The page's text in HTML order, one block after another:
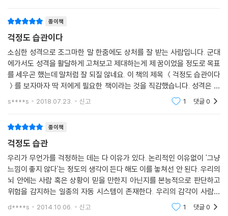
먼저 도마 위에 오른다. 그게 아니면 취직 문제나 승진 문제, 자녀 문제가
등장한다. 어쩌다 그중 한두 가지에 작은 문제가 있어 약간 힘든 기색을 내
비치기라도 할라치면 걱정쟁이는 나보다 더욱 과장된 감정을 표현하며 나
를 ‘걱정해준다.’ 이런 친구와 이야기를 하고 하면 기분이 몹시 안 좋아진
다. 친구의 부정적인 기운이 온몸에 독약처럼 퍼져 기운이 쭉 빠지는 것처
럼 느껴지기도 한다. 그간 괜찮다고 여겼던 나의 온갖 관계들도 문제투성
이처럼 여겨진다. 힘들지만 나름대로 잘 참으며 살아왔는데, 친구의 부추
자아 경계선이 흐릿한 사람일수록 걱정쟁이들을 반드시 피해야 한다. 걱정
쟁이들 옆에 있으면 결국 나쁜 생각만 많아지고, 불안만 가중될 뿐이다. 3
단계_ 마침내 결단 그리고 결정/pp.191-192
술을 너무 많이 마시는 내가 건강에 이상을 느껴 술자리를 줄이기로 결심
한다. 술을 끊으려면 오랜 세월을 함께해온 술친구부터 끊어야 한다. 같은
회사에서 오랫동안 우정을 나눠온 친구가 상사와의 문제로 회사를 그만뒀
다. 이후 그 친구와 만날 때면 매일 내가 다니는 회사와 나와 잘 지내는 상
이라고 말하지는 않겠’지만, 당장 마음이 너무나 괴로운 사람들에게는 ‘결
코 나쁘지 않은 임시방편’이라고 주장한다. 그러면서 자신은 머리가 너무
아플 때면 묘지를 찾아가 걱정의 무게를 덜어낸다고도 고백한다.
“남의 말보다 나의 이야기에 귀를 기울이게 되었다”
평생 걱정에 휘둘리지 않는 마음 성장의 심리학
저자는 진정한 마음 성장을 이뤄내 걱정에서 벗어나기 위한 방법으로 4단
먼저 1단계는 ‘나란 사람 이해하기’다. 여기에서는 당최 부탁을 거절하지
못하는 사람, 사소한 일에도 겁먹고 고민하는 사람, 자꾸 남의 눈치를 보게
되는 사람 등 걱정 많은 이들의 다양한 유형과 특성이 소개된다. 이를 위해
관련 사례를 자세히 담아 자신이 가진 문제와 성격, 행동의 특성과 비교해
볼 수 있게 구성했다. 나아가 내가 어떤 사람인지 알았으면 그 부분을 인정
하고 받아들이는 것까지가 이 단계에서 이루어져야 하는 일이다.
2단계는 ‘일상 속의 작은 노력’이다. 나의 어떤 면이 걱정을 만들어내는지
종이책
걱정도 습관이다
소심한 성격으로 조그마한 말 한줌에도 상처를 잘 받는 사람입니다. 군대
에가서도 성격을 활달하게 고쳐보고 제대하는게 제 꿈이었을 정도로 목표
를 세우곤 했는데 말처럼 잘 되질 않네요. 이 책의 제목 ＜걱정도 습관이다
＞를 보자마자 딱 저에게 필요한 책이라는 것을 직감했습니다. 성격은 못
고치더라도 대처하는 방법을 꼭 알고싶은 마음에 이렇게 책을 읽어 내려가
s****s 2018.07.23. 신고 1 댓글0
종이책
걱정도 습관
우리가 무언가를 걱정하는 데는 다 이유가 있다. 논리적인 이유없이 '그냥
느낌이 좋지 않다'는 정도의 생각이 든다 해도 이를 놓쳐선 안 된다. 우리의
뇌 안에는 사람 혹은 상황이 믿을 만한지 아닌지를 본능적으로 판단하고
위험을 감지하는 일종의 자동 시스템이 존재한다. 우리의 감각이 사람의
인상을 살피고 현장의 분위기를 파악한 후 경고 신호를 울리는 것이다.종
d****s 2014.10.06. 신고 1 댓글0